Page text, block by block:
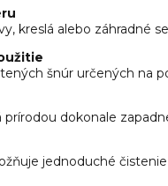
kreslá alebo záhradné
šnúr určených na
prírodou dokonale
jednoduché